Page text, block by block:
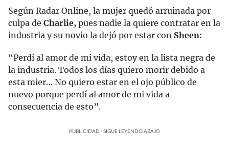
Según Radar Online, la mujer quedó arruinada por
culpa de Charlie, pues nadie la quiere contratar en la
industria y su novio la dejó por estar con Sheen:
“Perdí al amor de mi vida, estoy en la lista negra de
la industria. Todos los días quiero morir debido a
esta mier… No quiero estar en el ojo público de
nuevo porque perdí al amor de mi vida a
consecuencia de esto”.
PUBLICIDAD - SIGUE LEYENDO ABAJO